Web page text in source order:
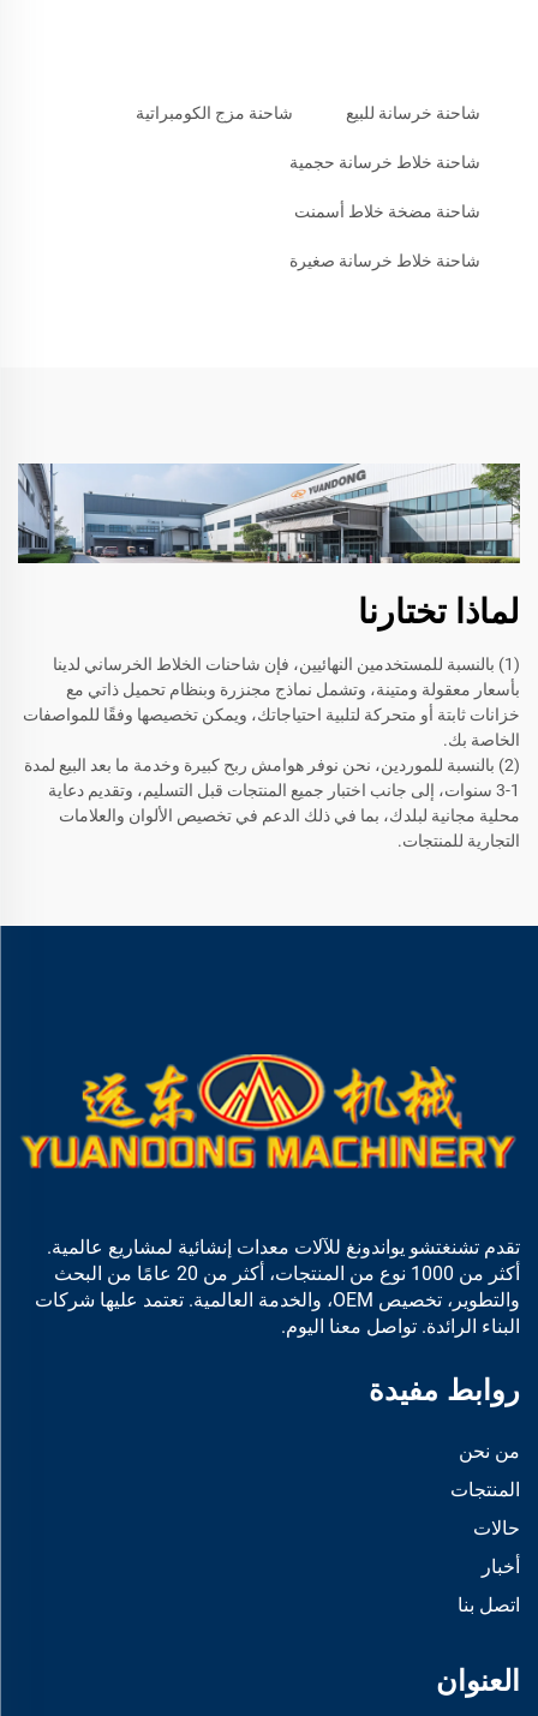
شاحنة خرسانة للبيع شاحنة مزج الكومبراتية
شاحنة خلاط خرسانة حجمية
شاحنة مضخة خلاط أسمنت
شاحنة خلاط خرسانة صغيرة
لماذا تختارنا
(1) بالنسبة للمستخدمين النهائيين، فإن شاحنات الخلاط الخرساني لدينا
بأسعار معقولة ومتينة، وتشمل نماذج مجنزرة وبنظام تحميل ذاتي مع
خزانات ثابتة أو متحركة لتلبية احتياجاتك، ويمكن تخصيصها وفقًا للمواصفات
الخاصة بك.
(2) بالنسبة للموردين، نحن نوفر هوامش ربح كبيرة وخدمة ما بعد البيع لمدة
1-3 سنوات، إلى جانب اختبار جميع المنتجات قبل التسليم، وتقديم دعاية
محلية مجانية لبلدك، بما في ذلك الدعم في تخصيص الألوان والعلامات
التجارية للمنتجات.
تقدم تشنغتشو يواندونغ للآلات معدات إنشائية لمشاريع عالمية.
أكثر من 1000 نوع من المنتجات، أكثر من 20 عامًا من البحث
والتطوير، تخصيص OEM، والخدمة العالمية. تعتمد عليها شركات
البناء الرائدة. تواصل معنا اليوم.
روابط مفيدة
من نحن
المنتجات
حالات
أخبار
اتصل بنا
العنوان